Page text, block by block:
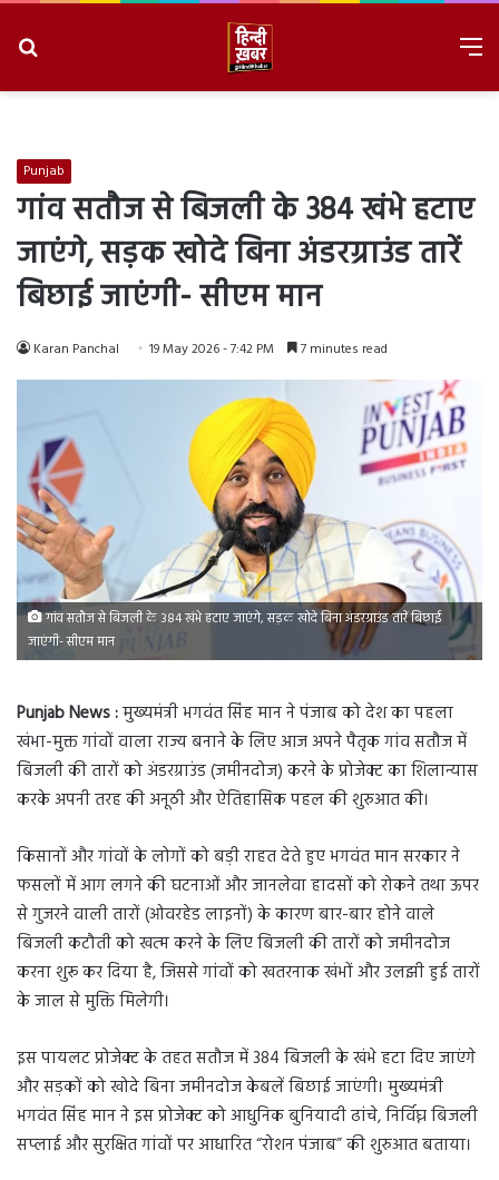
Punjab
गांव सतौज से बिजली के 384 खंभे हटाए
जाएंगे, सड़क खोदे बिना अंडरग्राउंड तारें
बिछाई जाएंगी- सीएम मान
Karan Panchal 19 May 2026 - 7:42 PM 7 minutes read
गांव सतौज से बिजली के 384 खंभे हटाए जाएंगे, सड़क खोदे बिना अंडरग्राउंड तारें बिछाई
जाएंगी- सीएम मान
Punjab News :मुख्यमंत्री भगवंत सिंह मान ने पंजाब को देश का पहला
खंभा-मुक्त गांवों वाला राज्य बनाने के लिए आज अपने पैतृक गांव सतौज में
बिजली की तारों को अंडरग्राउंड (जमीनदोज) करने के प्रोजेक्ट का शिलान्यास
करके अपनी तरह की अनूठी और ऐतिहासिक पहल की शुरुआत की।
किसानों और गांवों के लोगों को बड़ी राहत देते हुए भगवंत मान सरकार ने
फसलों में आग लगने की घटनाओं और जानलेवा हादसों को रोकने तथा ऊपर
से गुजरने वाली तारों (ओवरहेड लाइनों) के कारण बार-बार होने वाले
बिजली कटौती को खत्म करने के लिए बिजली की तारों को जमीनदोज
करना शुरू कर दिया है, जिससे गांवों को खतरनाक खंभों और उलझी हुई तारों
के जाल से मुक्ति मिलेगी।
इस पायलट प्रोजेक्ट के तहत सतौज में 384 बिजली के खंभे हटा दिए जाएंगे
और सड़कों को खोदे बिना जमीनदोज केबलें बिछाई जाएंगी। मुख्यमंत्री
भगवंत सिंह मान ने इस प्रोजेक्ट को आधुनिक बुनियादी ढांचे, निर्विघ्न बिजली
सप्लाई और सुरक्षित गांवों पर आधारित “रोशन पंजाब” की शुरुआत बताया।